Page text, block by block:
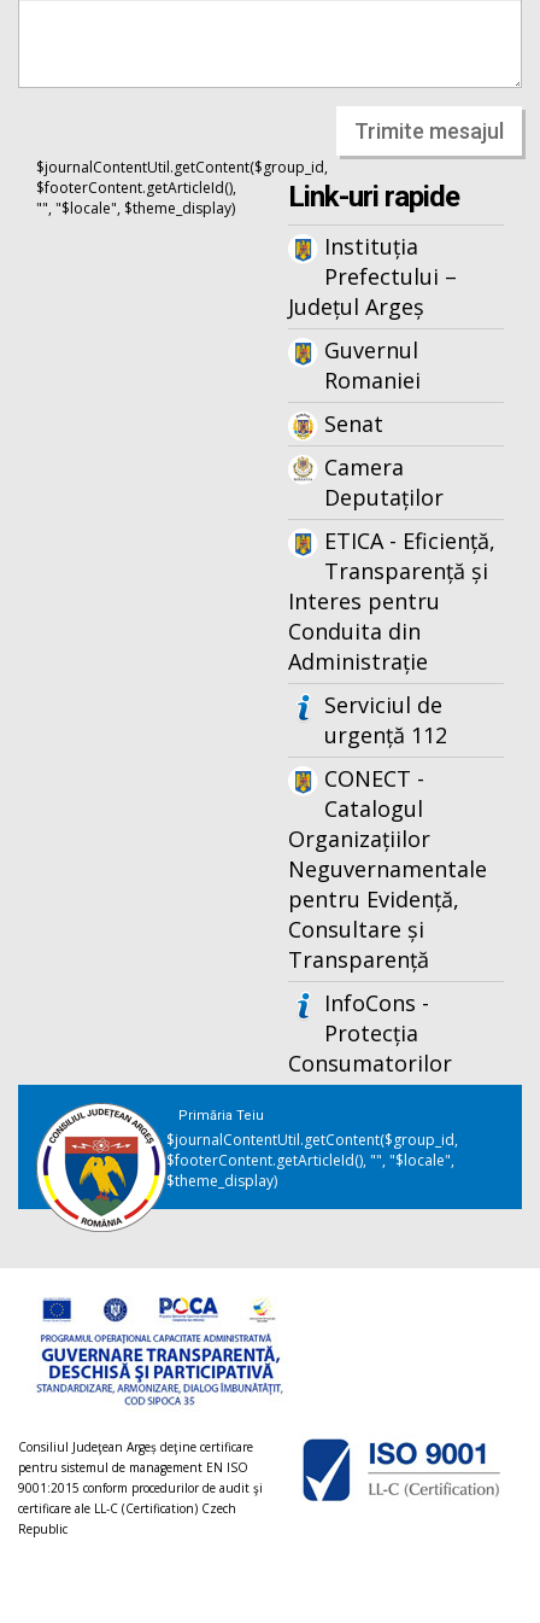
Trimite mesajul
$journalContentUtil.getContent($group_id,
$footerContent.getArticleId(),
"", "$locale", $theme_display)
Link-uri rapide
Instituția
Prefectului –
Județul Argeș
Guvernul
Romaniei
Senat
Camera
Deputaților
ETICA - Eficiență,
Transparență și
Interes pentru
Conduita din
Administrație
Serviciul de
urgență 112
CONECT -
Catalogul
Organizațiilor
Neguvernamentale
pentru Evidență,
Consultare și
Transparență
InfoCons -
Protecția
Consumatorilor
Primăria Teiu
$journalContentUtil.getContent($group_id,
$footerContent.getArticleId(), "", "$locale",
$theme_display)
Consiliul Judeţean Argeș deţine certificare
pentru sistemul de management EN ISO
9001:2015 conform procedurilor de audit şi
certificare ale LL-C (Certification) Czech
Republic